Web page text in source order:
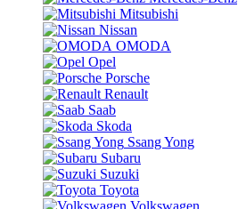
Mitsubishi
Nissan
OMODA
Opel
Porsche
Renault
Saab
Skoda
Ssang Yong
Subaru
Suzuki
Toyota
Volkswagen